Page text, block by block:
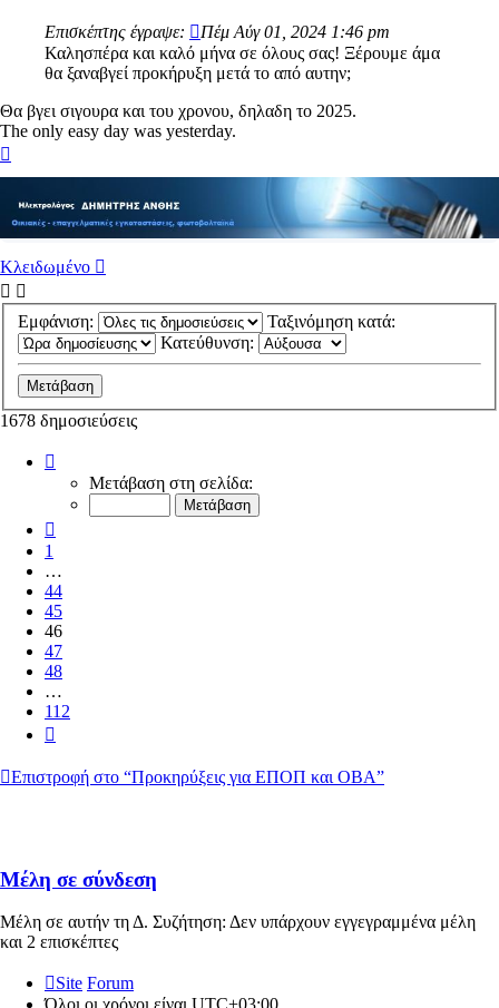
Επισκέπτης έγραψε:
Πέμ Αύγ 01, 2024 1:46 pm
Καλησπέρα και καλό μήνα σε όλους σας! Ξέρουμε άμα
θα ξαναβγεί προκήρυξη μετά το από αυτην;
Θα βγει σιγουρα και του χρονου, δηλαδη το 2025.
The only easy day was yesterday.
Κλειδωμένο
Εμφάνιση:
Ταξινόμηση κατά:
Κατεύθυνση:
1678 δημοσιεύσεις
46
από
Μετάβαση στη σελίδα:
1
…
44
45
46
47
48
…
112
Επιστροφή στο “Προκηρύξεις για ΕΠΟΠ και ΟΒΑ”
Μέλη σε σύνδεση
Μέλη σε αυτήν τη Δ. Συζήτηση: Δεν υπάρχουν εγγεγραμμένα μέλη
και 2 επισκέπτες
Site Forum